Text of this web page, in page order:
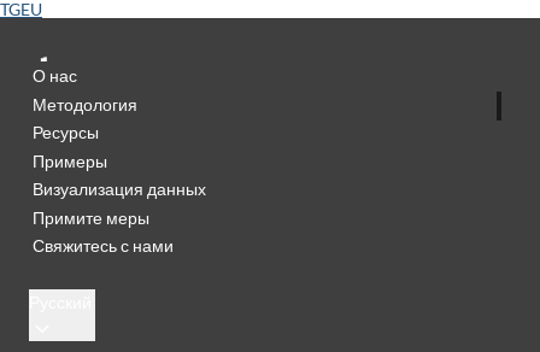
TGEU
О нас
Методология
Ресурсы
Примеры
Визуализация данных
Примите меры
Свяжитесь с нами